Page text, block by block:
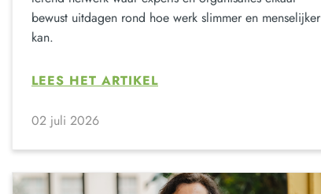
bewust uitdagen rond hoe werk slimmer en menselijker
kan.
LEES HET ARTIKEL
02 juli 2026